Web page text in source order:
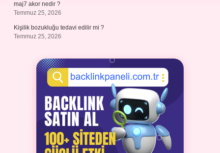
maj7 akor nedir ?
Temmuz 25, 2026
Kişilik bozukluğu tedavi edilir mi ?
Temmuz 25, 2026